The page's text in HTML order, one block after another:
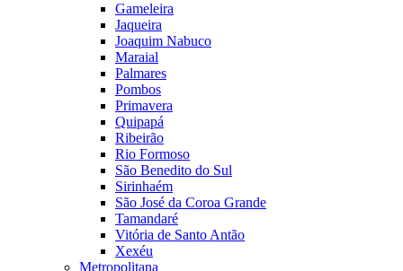
Gameleira
Jaqueira
Joaquim Nabuco
Maraial
Palmares
Pombos
Primavera
Quipapá
Ribeirão
Rio Formoso
São Benedito do Sul
Sirinhaém
São José da Coroa Grande
Tamandaré
Vitória de Santo Antão
Xexéu
Metropolitana